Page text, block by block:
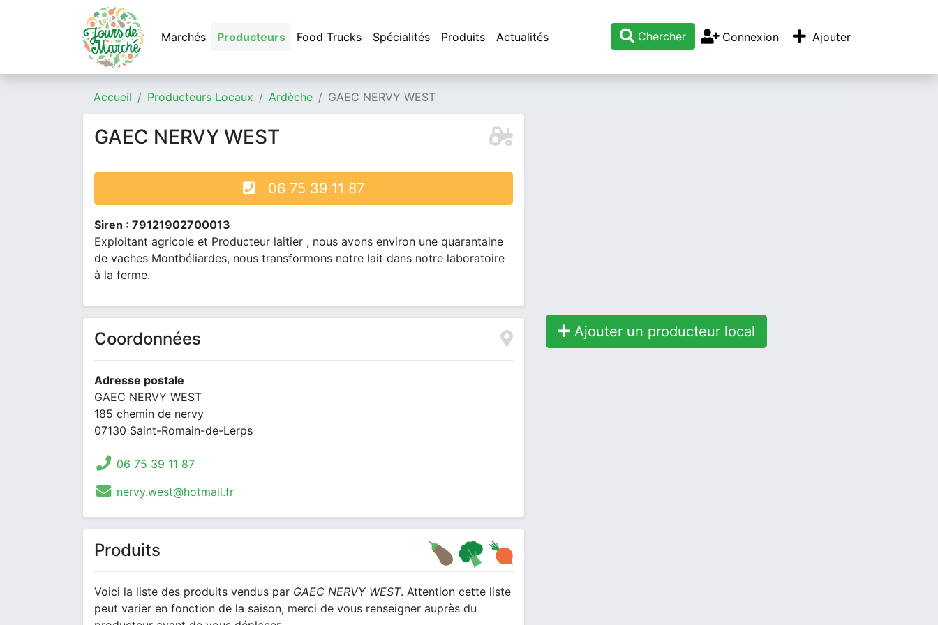
Marchés Producteurs Food Trucks Spécialités Produits Actualités Chercher Connexion Ajouter
Accueil Producteurs Locaux Ardèche GAEC NERVY WEST
GAEC NERVY WEST
06 75 39 11 87
Siren : 79121902700013
Exploitant agricole et Producteur laitier , nous avons environ une quarantaine
de vaches Montbéliardes, nous transformons notre lait dans notre laboratoire
à la ferme.
Coordonnées
Adresse postale
GAEC NERVY WEST
185 chemin de nervy
07130 Saint-Romain-de-Lerps
06 75 39 11 87
nervy.west@hotmail.fr
Produits
Voici la liste des produits vendus par GAEC NERVY WEST. Attention cette liste
peut varier en fonction de la saison, merci de vous renseigner auprès du
Ajouter un producteur local